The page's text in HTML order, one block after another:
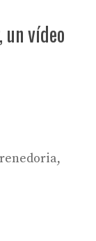
vídeo
,